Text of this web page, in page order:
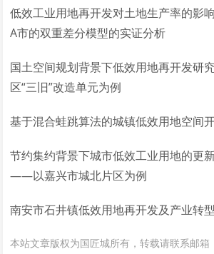
低效工业用地再开发对土地生产率的
A市的双重差分模型的实证分析
国土空间规划背景下低效用地再开发
区“三旧”改造单元为例
基于混合蛙跳算法的城镇低效用地空间
节约集约背景下城市低效工业用地的更
——以嘉兴市城北片区为例
南安市石井镇低效用地再开发及产业转
本站文章版权为国匠城所有，转载请联系邮